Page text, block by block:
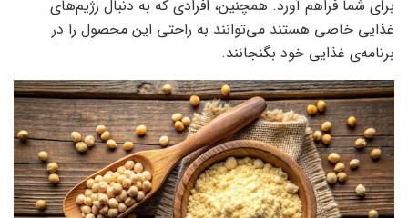
برای شما فراهم آورد. همچنین، افرادی که به دنبال رژیم‌های
غذایی خاصی هستند می‌توانند به راحتی این محصول را در
برنامه‌ی غذایی خود بگنجانند.